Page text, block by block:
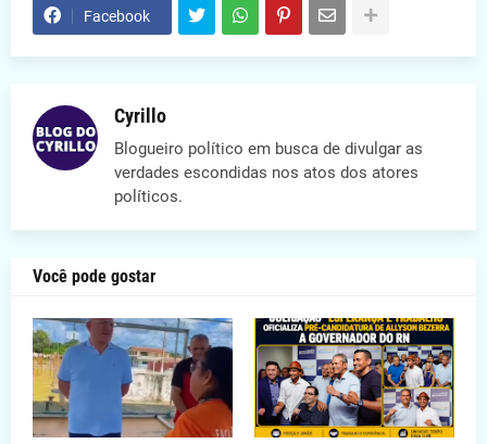
Facebook
Cyrillo
Blogueiro político em busca de divulgar as
verdades escondidas nos atos dos atores
políticos.
Você pode gostar